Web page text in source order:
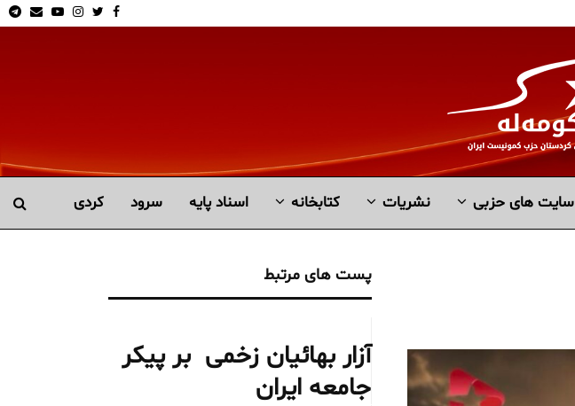
Facebook
Twitter
Instagram
Youtube
Email
سایت های حزبی نشریات کتابخانە اسناد پایه سرود کردی
پست های مرتبط
آزار بهائیان زخمی بر پیکر
جامعه ایران